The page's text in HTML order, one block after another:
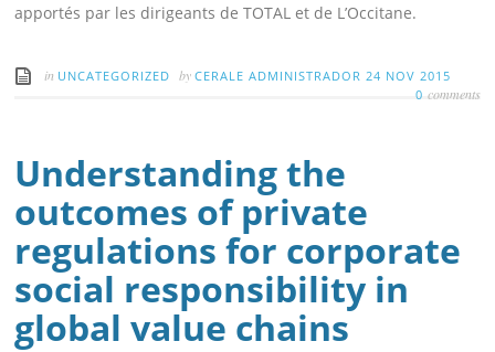
apportés par les dirigeants de TOTAL et de L’Occitane.
in UNCATEGORIZED byCERALE ADMINISTRADOR 24 NOV 2015
0 comments
Understanding the
outcomes of private
regulations for corporate
social responsibility in
global value chains